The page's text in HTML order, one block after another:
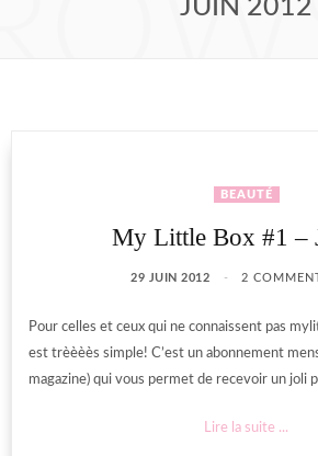
JUIN 2012
BEAUTÉ
My Little Box #1 –
29 JUIN 2012 2
Pour celles et ceux qui ne connaissent pas
est trèèèès simple! C’est un abonnement
magazine) qui vous permet de recevoir un joli
Lire la suite ...